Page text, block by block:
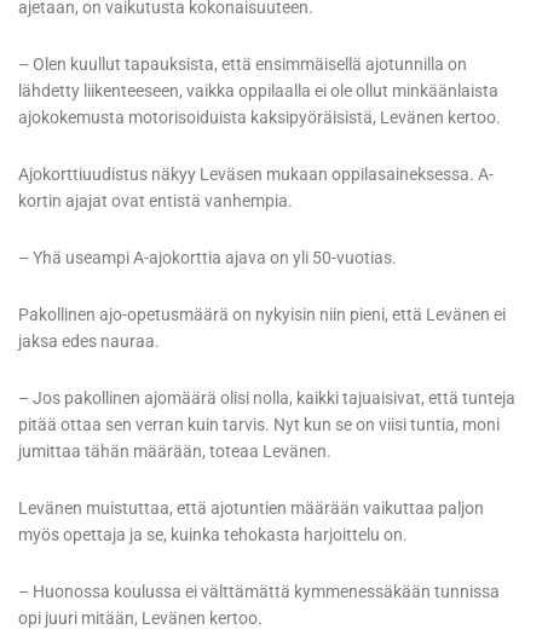
ajetaan, on vaikutusta kokonaisuuteen.
– Olen kuullut tapauksista, että ensimmäisellä ajotunnilla on
lähdetty liikenteeseen, vaikka oppilaalla ei ole ollut minkäänlaista
ajokokemusta motorisoiduista kaksipyöräisistä, Levänen kertoo.
Ajokorttiuudistus näkyy Leväsen mukaan oppilasaineksessa. A-
kortin ajajat ovat entistä vanhempia.
– Yhä useampi A-ajokorttia ajava on yli 50-vuotias.
Pakollinen ajo-opetusmäärä on nykyisin niin pieni, että Levänen ei
jaksa edes nauraa.
– Jos pakollinen ajomäärä olisi nolla, kaikki tajuaisivat, että tunteja
pitää ottaa sen verran kuin tarvis. Nyt kun se on viisi tuntia, moni
jumittaa tähän määrään, toteaa Levänen.
Levänen muistuttaa, että ajotuntien määrään vaikuttaa paljon
myös opettaja ja se, kuinka tehokasta harjoittelu on.
– Huonossa koulussa ei välttämättä kymmenessäkään tunnissa
opi juuri mitään, Levänen kertoo.